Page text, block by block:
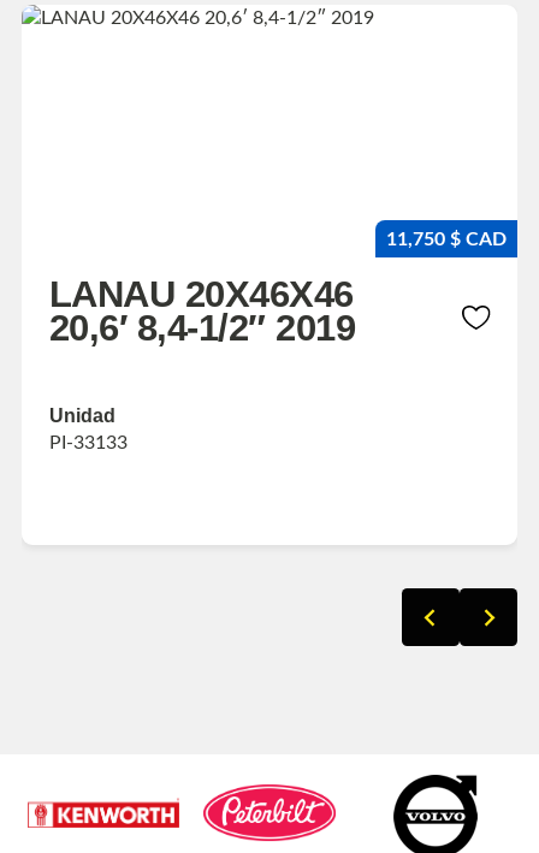
11,750 $ CAD
LANAU 20X46X46
20,6′ 8,4-1/2″ 2019
Unidad
PI-33133